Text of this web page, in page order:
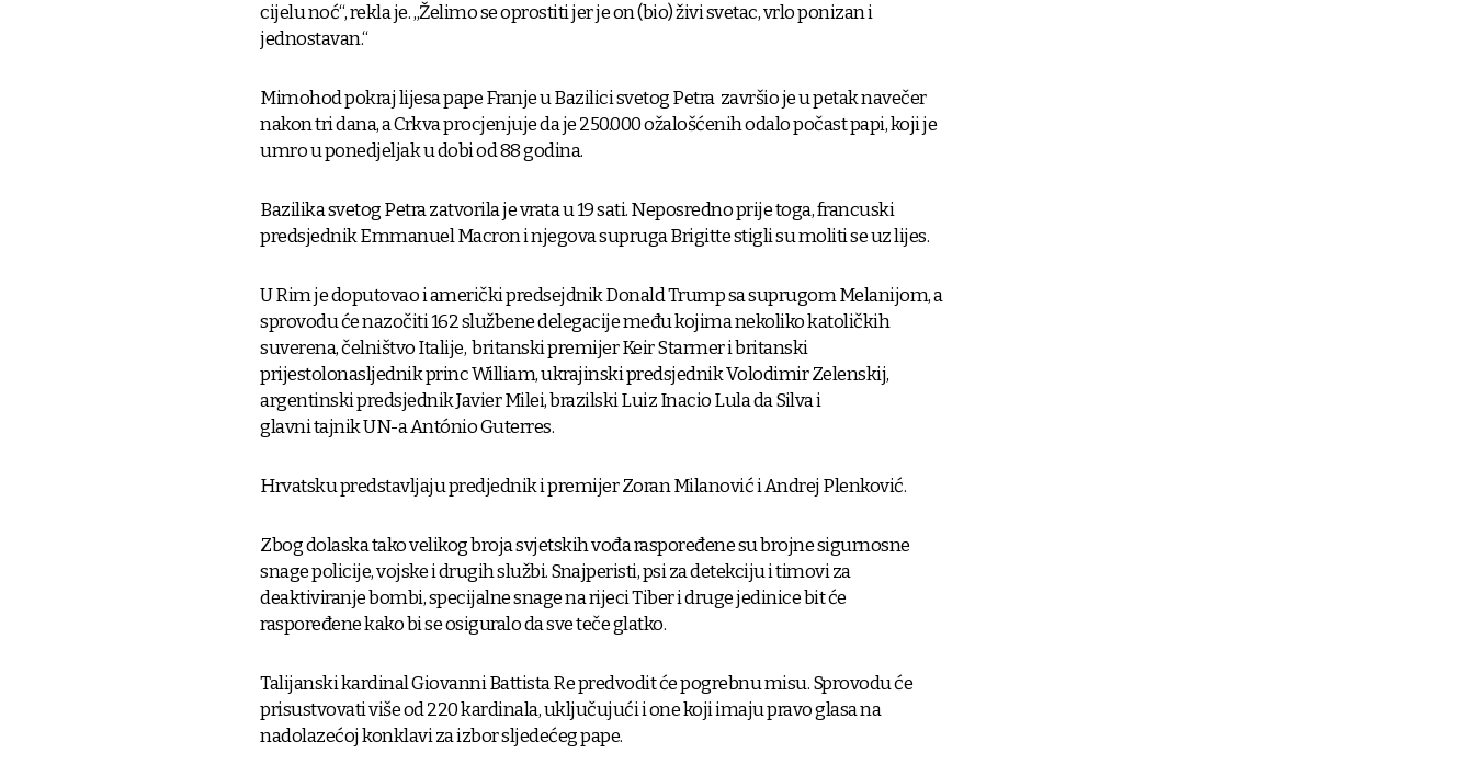
cijelu noć“, rekla je. „Želimo se oprostiti jer je on (bio) živi svetac, vrlo ponizan i
jednostavan.“
Mimohod pokraj lijesa pape Franje u Bazilici svetog Petra završio je u petak navečer
nakon tri dana, a Crkva procjenjuje da je 250.000 ožalošćenih odalo počast papi, koji je
umro u ponedjeljak u dobi od 88 godina.
Bazilika svetog Petra zatvorila je vrata u 19 sati. Neposredno prije toga, francuski
predsjednik Emmanuel Macron i njegova supruga Brigitte stigli su moliti se uz lijes.
U Rim je doputovao i američki predsejdnik Donald Trump sa suprugom Melanijom, a
sprovodu će nazočiti 162 službene delegacije među kojima nekoliko katoličkih
suverena, čelništvo Italije, britanski premijer Keir Starmer i britanski
prijestolonasljednik princ William, ukrajinski predsjednik Volodimir Zelenskij,
argentinski predsjednik Javier Milei, brazilski Luiz Inacio Lula da Silva i
glavni tajnik UN-a António Guterres.
Hrvatsku predstavljaju predjednik i premijer Zoran Milanović i Andrej Plenković.
Zbog dolaska tako velikog broja svjetskih vođa raspoređene su brojne sigurnosne
snage policije, vojske i drugih službi. Snajperisti, psi za detekciju i timovi za
deaktiviranje bombi, specijalne snage na rijeci Tiber i druge jedinice bit će
raspoređene kako bi se osiguralo da sve teče glatko.
Talijanski kardinal Giovanni Battista Re predvodit će pogrebnu misu. Sprovodu će
prisustvovati više od 220 kardinala, uključujući i one koji imaju pravo glasa na
nadolazećoj konklavi za izbor sljedećeg pape.